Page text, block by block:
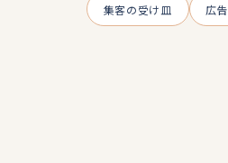
集客の受け皿 広告